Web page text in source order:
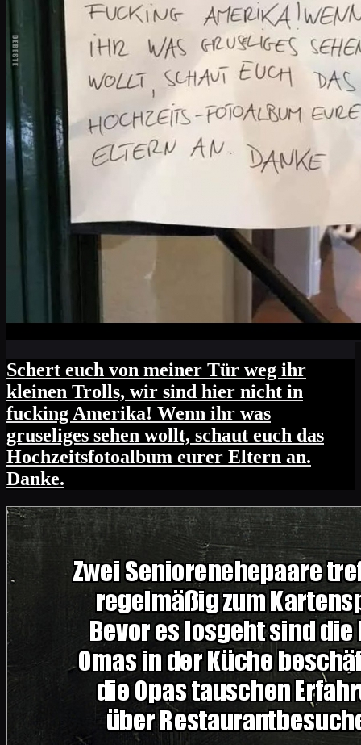
Schert euch von meiner Tür weg ihr
kleinen Trolls, wir sind hier nicht in
fucking Amerika! Wenn ihr was
gruseliges sehen wollt, schaut euch das
Hochzeitsfotoalbum eurer Eltern an.
Danke.